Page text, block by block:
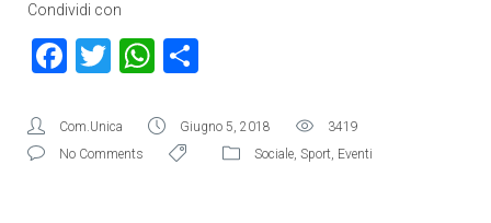
Condividi con
Facebook
TwitterWhatsApp
Com.Unica Giugno 5, 2018
3419
No Comments
Sociale, Sport, Eventi